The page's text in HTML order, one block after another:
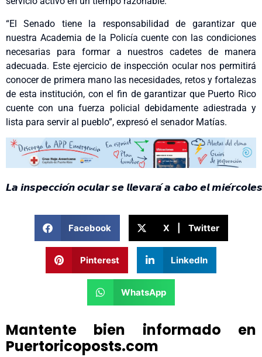
“El Senado tiene la responsabilidad de garantizar que
nuestra Academia de la Policía cuente con las condiciones
necesarias para formar a nuestros cadetes de manera
adecuada. Este ejercicio de inspección ocular nos permitirá
conocer de primera mano las necesidades, retos y fortalezas
de esta institución, con el fin de garantizar que Puerto Rico
cuente con una fuerza policial debidamente adiestrada y
lista para servir al pueblo”, expresó el senador Matías.
𝙇𝙖 𝙞𝙣𝙨𝙥𝙚𝙘𝙘𝙞𝙤́𝙣 𝙤𝙘𝙪𝙡𝙖𝙧 𝙨𝙚 𝙡𝙡𝙚𝙫𝙖𝙧𝙖́ 𝙖 𝙘𝙖𝙗𝙤 𝙚𝙡
Facebook X | Twitter
Pinterest LinkedIn
WhatsApp
Mantente bien informado en
Puertoricoposts.com